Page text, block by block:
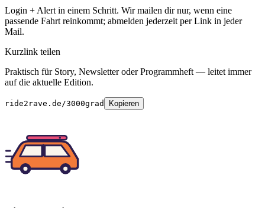
Login + Alert in einem Schritt. Wir mailen dir nur, wenn eine
passende Fahrt reinkommt; abmelden jederzeit per Link in jeder
Mail.
Kurzlink teilen
Praktisch für Story, Newsletter oder Programmheft — leitet immer
auf die aktuelle Edition.
ride2rave.de/3000grad Kopieren